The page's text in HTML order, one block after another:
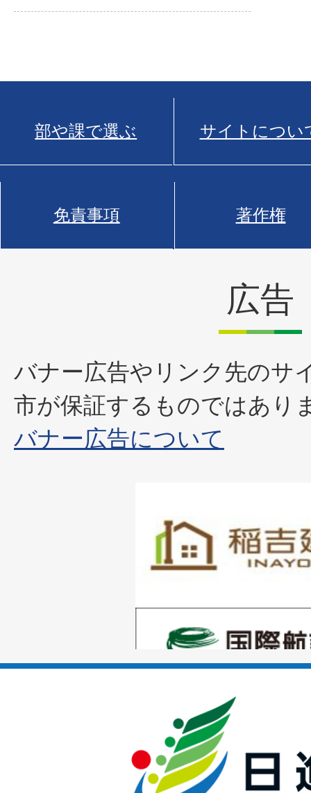
部や課で選ぶ サイトについ
免責事項 著作権
広告
バナー広告やリンク先のサ
市が保証するものではあり
バナー広告について
枚
目
ラ
枚
ス
1
枚